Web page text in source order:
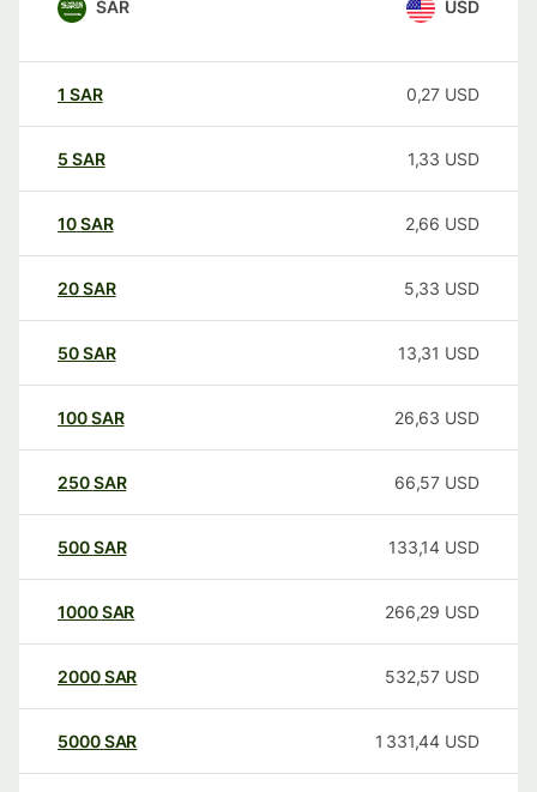
SAR USD
1 SAR 0,27 USD
5 SAR 1,33 USD
10SAR 2,66 USD
20SAR 5,33 USD
50SAR 13,31 USD
100SAR 26,63 USD
250SAR 66,57 USD
500SAR 133,14 USD
1000SAR 266,29 USD
2000SAR 532,57 USD
5000SAR 1 331,44 USD